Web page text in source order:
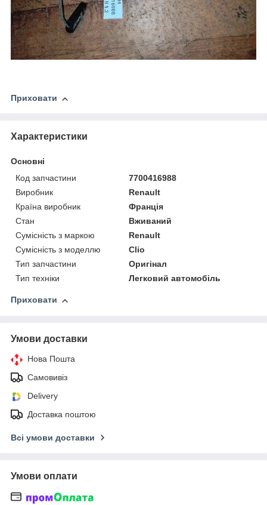
Приховати
Характеристики
Основні
Код запчастини
7700416988
Виробник
Renault
Країна виробник
Франція
Стан
Вживаний
Сумісність з маркою
Renault
Сумісність з моделлю
Clio
Тип запчастини
Оригінал
Тип техніки
Легковий автомобіль
Приховати
Умови доставки
Нова Пошта
Самовивіз
Delivery
Доставка поштою
Всі умови доставки
Умови оплати